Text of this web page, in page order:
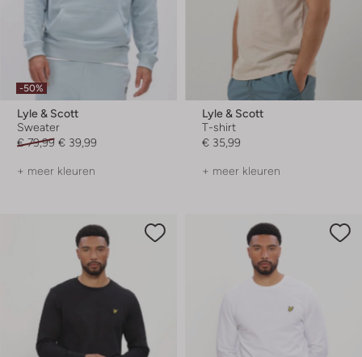
-50%
Lyle & Scott
Sweater
€ 79,99 € 39,99
+ meer kleuren
Lyle & Scott
T-shirt
€ 35,99
+ meer kleuren